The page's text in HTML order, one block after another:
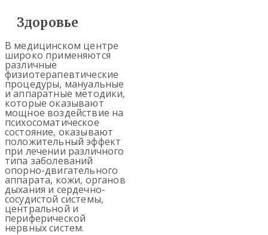
Здоровье
В медицинском центре
широко применяются
различные
физиотерапевтические
процедуры, мануальные
и аппаратные методики,
которые оказывают
мощное воздействие на
психосоматическое
состояние, оказывают
положительный эффект
при лечении различного
типа заболеваний
опорно-двигательного
аппарата, кожи, органов
дыхания и сердечно-
сосудистой системы,
центральной и
периферической
нервных систем.